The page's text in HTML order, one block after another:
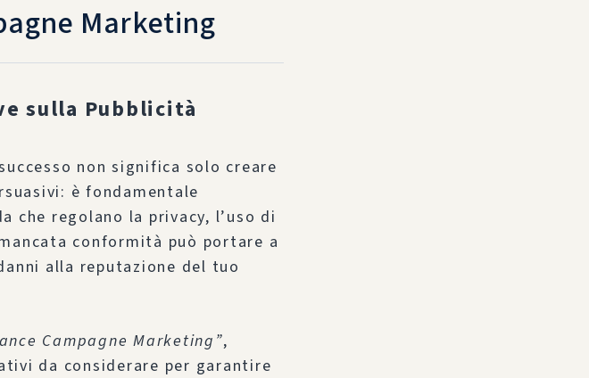
Marketing
sulla Pubblicità
non significa solo creare
è fondamentale
che regolano la privacy, l’uso di
conformità può portare a
alla reputazione del tuo
Campagne Marketing”,
da considerare per garantire